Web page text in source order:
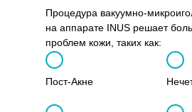
Пост-Акне
Процедура вакуумно-
на аппарате INUS решает
проблем кожи, таких как: